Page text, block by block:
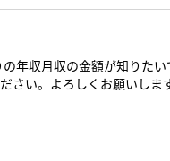
年収月収の金額が知りた
さい。よろしくお願いします